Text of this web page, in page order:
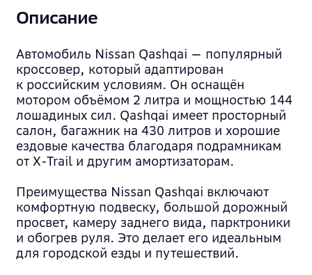
Описание
Автомобиль Nissan Qashqai — популярный
кроссовер, который адаптирован
к российским условиям. Он оснащён
мотором объёмом 2 литра и мощностью 144
лошадиных сил. Qashqai имеет просторный
салон, багажник на 430 литров и хорошие
ездовые качества благодаря подрамникам
от X-Trail и другим амортизаторам.
Преимущества Nissan Qashqai включают
комфортную подвеску, большой дорожный
просвет, камеру заднего вида, парктроники
и обогрев руля. Это делает его идеальным
для городской езды и путешествий.